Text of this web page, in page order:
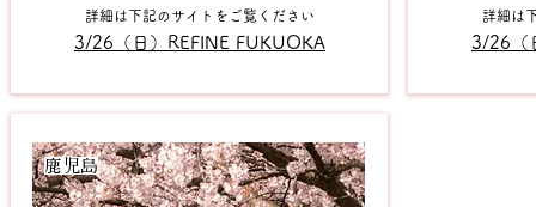
詳細は下記のサイトをご覧ください
3/26 （日）REFINE FUKUOKA
​鹿児島
詳細は
3/26